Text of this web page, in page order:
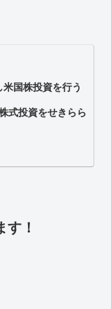
国株投資を行う
式投資をせきらら
！